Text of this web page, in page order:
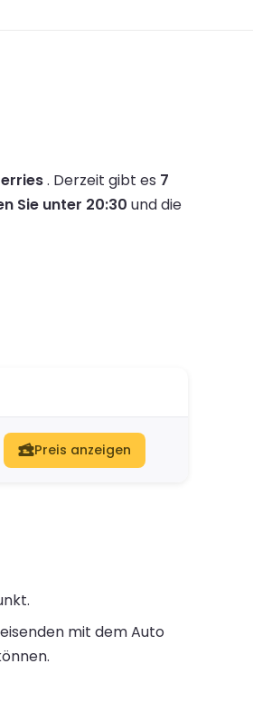
. Derzeit gibt es 7
Sie unter 20:30 und die
Preis anzeigen
mit dem Auto